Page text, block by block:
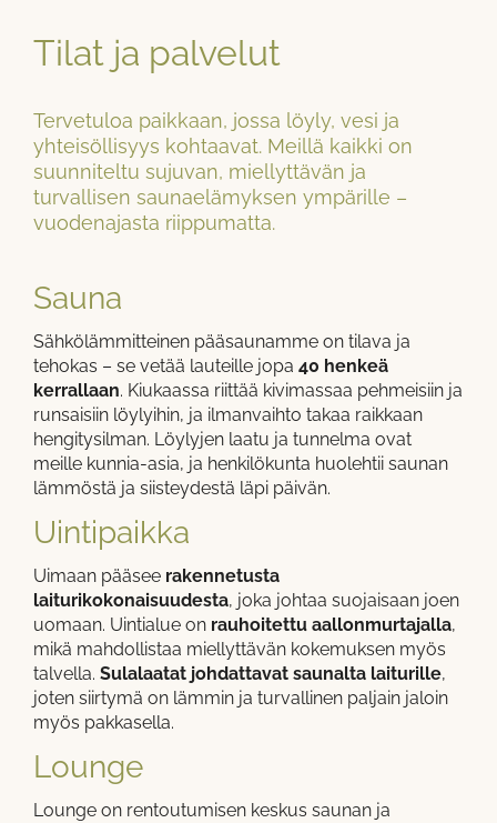
Tilat ja palvelut
Tervetuloa paikkaan, jossa löyly, vesi ja
yhteisöllisyys kohtaavat. Meillä kaikki on
suunniteltu sujuvan, miellyttävän ja
turvallisen saunaelämyksen ympärille –
vuodenajasta riippumatta.
Sauna
Sähkölämmitteinen pääsaunamme on tilava ja
tehokas – se vetää lauteille jopa 40 henkeä
kerrallaan. Kiukaassa riittää kivimassaa pehmeisiin ja
runsaisiin löylyihin, ja ilmanvaihto takaa raikkaan
hengitysilman. Löylyjen laatu ja tunnelma ovat
meille kunnia-asia, ja henkilökunta huolehtii saunan
lämmöstä ja siisteydestä läpi päivän.
Uintipaikka
Uimaan pääsee rakennetusta
laiturikokonaisuudesta, joka johtaa suojaisaan joen
uomaan. Uintialue on rauhoitettu aallonmurtajalla,
mikä mahdollistaa miellyttävän kokemuksen myös
talvella. Sulalaatat johdattavat saunalta laiturille,
joten siirtymä on lämmin ja turvallinen paljain jaloin
myös pakkasella.
Lounge
Lounge on rentoutumisen keskus saunan ja